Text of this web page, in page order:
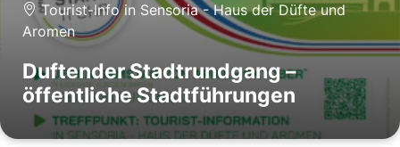
Tourist-Info in Sensoria - Haus der Düfte und
Aromen
Duftender Stadtrundgang –
öffentliche Stadtführungen